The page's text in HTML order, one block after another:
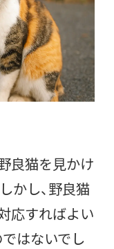
良猫を見かけ
かし、野良猫
応すればよい
はないでし